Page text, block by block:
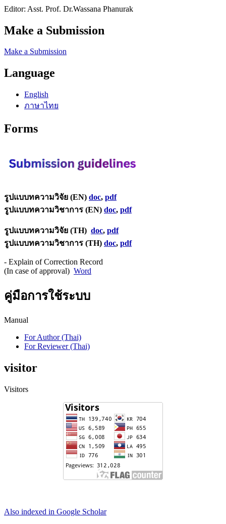
Editor: Asst. Prof. Dr.Wassana Phanurak
Make a Submission
Make a Submission
Language
English
ภาษาไทย
Forms
รูปแบบทความวิจัย (EN) doc, pdf
รูปแบบทความวิชาการ (EN) doc, pdf
รูปแบบทความวิจัย (TH) doc, pdf
รูปแบบทความวิชาการ (TH) doc, pdf
- Explain of Correction Record
(In case of approval) Word
คู่มือการใช้ระบบ
Manual
For Author (Thai)
For Reviewer (Thai)
visitor
Visitors
Also indexed in Google Scholar